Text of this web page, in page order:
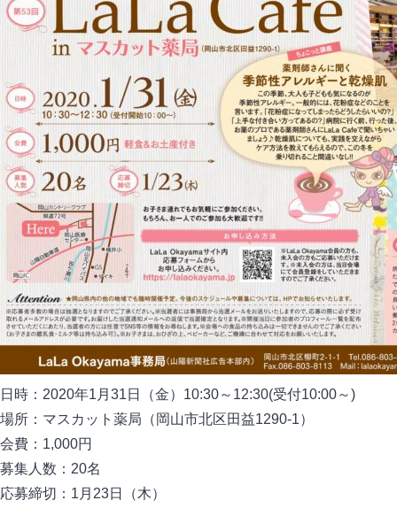
日時：2020年1月31日（金）10:30～12:30(受付10:00～)
場所：マスカット薬局（岡山市北区田益1290-1）
会費：1,000円
募集人数：20名
応募締切：1月23日（木）